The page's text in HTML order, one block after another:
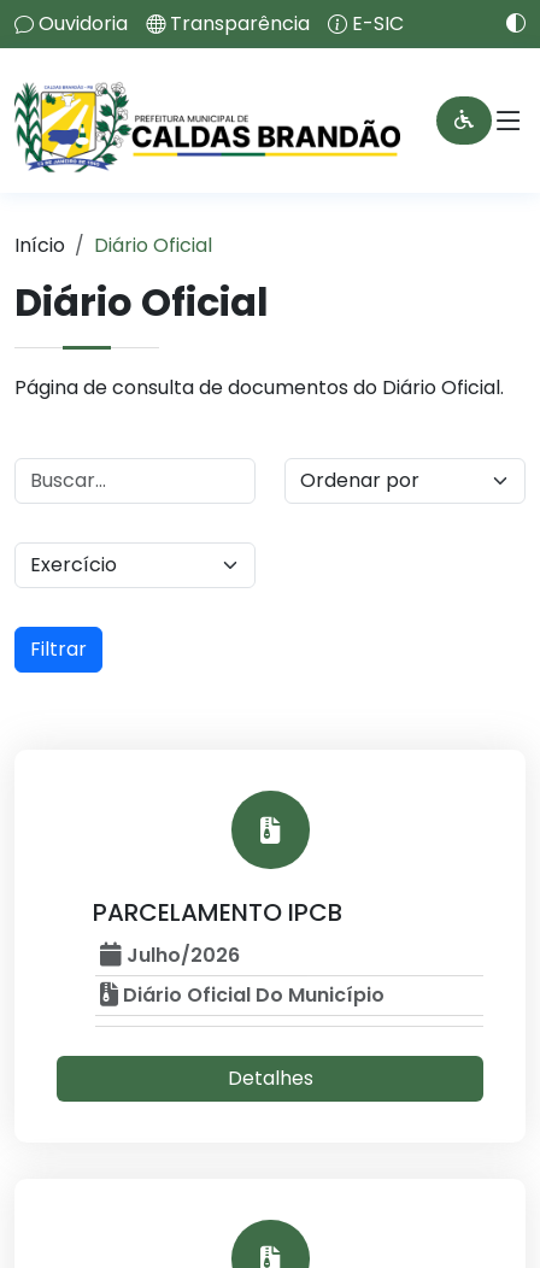
Ouvidoria Transparência E-SIC
Início Diário Oficial
Diário Oficial
Página de consulta de documentos do Diário Oficial.
Filtrar
PARCELAMENTO IPCB
Julho/2026
Diário Oficial Do Município
Detalhes